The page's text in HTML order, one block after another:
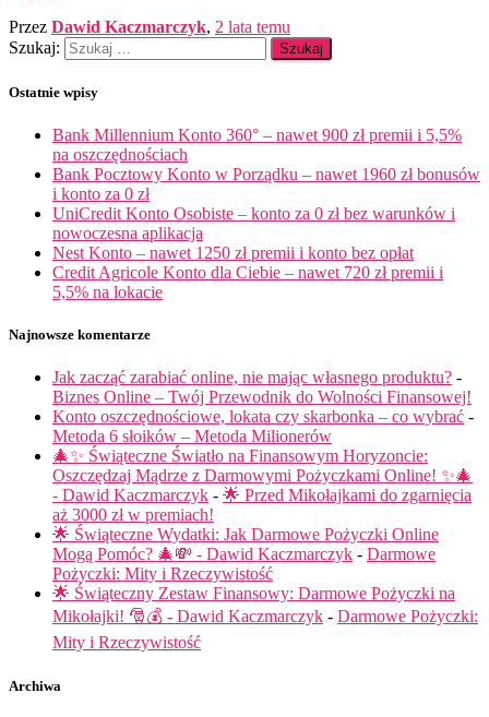
Przez Dawid Kaczmarczyk, 2 lata temu
Szukaj:
Ostatnie wpisy
Bank Millennium Konto 360° – nawet 900 zł premii i 5,5%
na oszczędnościach
Bank Pocztowy Konto w Porządku – nawet 1960 zł bonusów
i konto za 0 zł
UniCredit Konto Osobiste – konto za 0 zł bez warunków i
nowoczesna aplikacja
Nest Konto – nawet 1250 zł premii i konto bez opłat
Credit Agricole Konto dla Ciebie – nawet 720 zł premii i
5,5% na lokacie
Najnowsze komentarze
Jak zacząć zarabiać online, nie mając własnego produktu? -
Biznes Online – Twój Przewodnik do Wolności Finansowej!
Konto oszczędnościowe, lokata czy skarbonka – co wybrać -
Metoda 6 słoików – Metoda Milionerów
🎄✨ Świąteczne Światło na Finansowym Horyzoncie:
Oszczędzaj Mądrze z Darmowymi Pożyczkami Online! ✨🎄
- Dawid Kaczmarczyk - 🌟 Przed Mikołajkami do zgarnięcia
aż 3000 zł w premiach!
🌟 Świąteczne Wydatki: Jak Darmowe Pożyczki Online
Mogą Pomóc? 🎄💸 - Dawid Kaczmarczyk - Darmowe
Pożyczki: Mity i Rzeczywistość
🌟 Świąteczny Zestaw Finansowy: Darmowe Pożyczki na
Mikołajki! 🎅💰 - Dawid Kaczmarczyk - Darmowe Pożyczki:
Mity i Rzeczywistość
Archiwa